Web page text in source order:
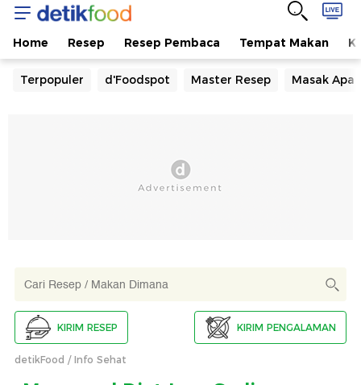
Home Resep Resep Pembaca Tempat Makan
Terpopuler d'Foodspot Master Resep Masak Apa
KIRIM RESEP KIRIM PENGALAMAN
detikFood Info Sehat